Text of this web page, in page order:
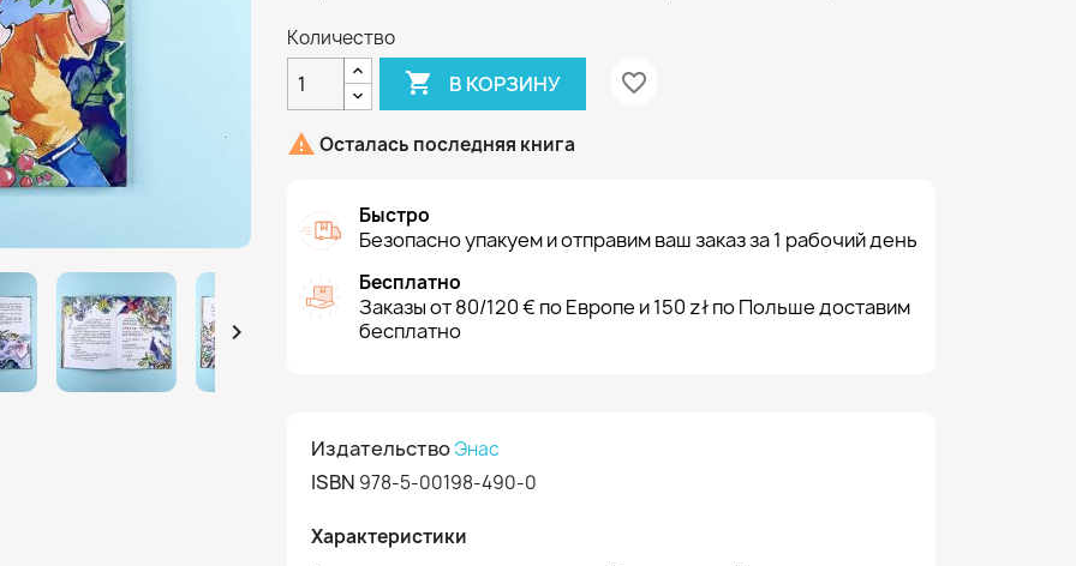

Количество
 В КОРЗИНУ favorite_border
 Осталась последняя книга
Быстро
Безопасно упакуем и отправим ваш заказ за 1 рабочий день
Бесплатно
Заказы от 80/120 € по Европе и 150 zł по Польше доставим
бесплатно
ИздательствоЭнас
ISBN 978-5-00198-490-0
Характеристики